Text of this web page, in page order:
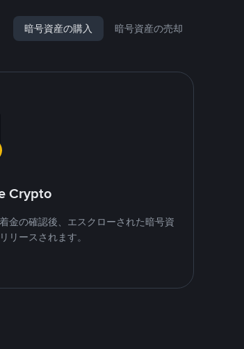
暗号資産の購入 暗号資産の売却
Crypto
金の確認後、エスクローされた暗号資
リースされます。